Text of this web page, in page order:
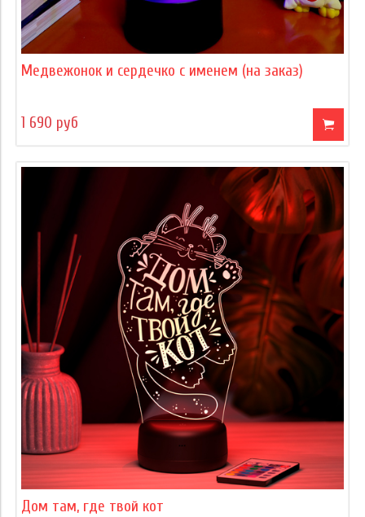
Медвежонок и сердечко с именем (на заказ)
1 690 руб
Дом там, где твой кот